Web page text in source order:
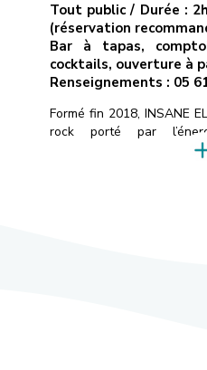
Tout public / Durée :
(réservation
Bar à tapas,
cocktails, ouverture à
Renseignements : 05
Formé fin 2018, INSANE
rock porté par
expérimentés.Puisant